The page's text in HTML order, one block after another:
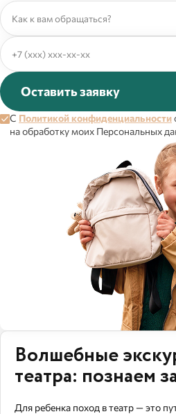
С Политикой конфиденциальности
на обработку моих Персональных
Оставить заявку
Волшебные
театра: познаем
Для ребенка поход в театр — это